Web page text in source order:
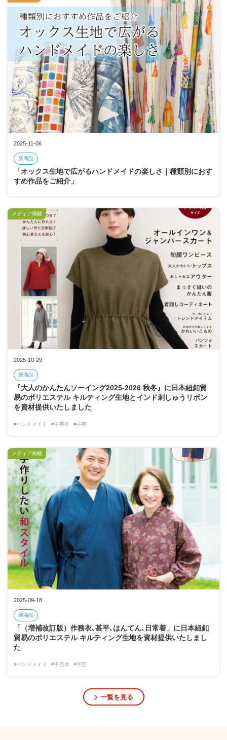
2025-11-06
新商品
「オックス生地で広がるハンドメイドの楽しさ｜種類別におす
すめ作品をご紹介」
2025-10-29
新商品
『大人のかんたんソーイング2025-2026 秋冬』に日本紐釦貿
易のポリエステル キルティング生地とインド刺しゅうリボン
を資材提供いたしました
#ハンドメイド #手芸本 #手芸
メディア掲載
2025-09-18
新商品
「（増補改訂版）作務衣､甚平､はんてん､日常着」に日本紐釦
貿易のポリエステル キルティング生地を資材提供いたしまし
た
#ハンドメイド #手芸本 #手芸
メディア掲載
一覧を見る